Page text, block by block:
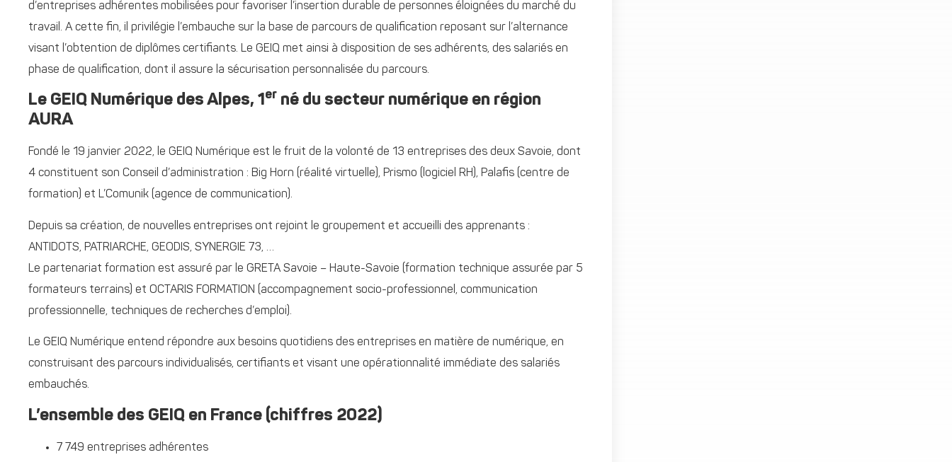
d’entreprises adhérentes mobilisées pour favoriser l’insertion durable de personnes éloignées du marché du
travail. A cette fin, il privilégie l’embauche sur la base de parcours de qualification reposant sur l’alternance
visant l’obtention de diplômes certifiants. Le GEIQ met ainsi à disposition de ses adhérents, des salariés en
phase de qualification, dont il assure la sécurisation personnalisée du parcours.
Le GEIQ Numérique des Alpes, 1er né du secteur numérique en région
AURA
Fondé le 19 janvier 2022, le GEIQ Numérique est le fruit de la volonté de 13 entreprises des deux Savoie, dont
4 constituent son Conseil d’administration : Big Horn (réalité virtuelle), Prismo (logiciel RH), Palafis (centre de
formation) et L’Comunik (agence de communication).
Depuis sa création, de nouvelles entreprises ont rejoint le groupement et accueilli des apprenants :
ANTIDOTS, PATRIARCHE, GEODIS, SYNERGIE 73, …
Le partenariat formation est assuré par le GRETA Savoie – Haute-Savoie (formation technique assurée par 5
formateurs terrains) et OCTARIS FORMATION (accompagnement socio-professionnel, communication
professionnelle, techniques de recherches d’emploi).
Le GEIQ Numérique entend répondre aux besoins quotidiens des entreprises en matière de numérique, en
construisant des parcours individualisés, certifiants et visant une opérationnalité immédiate des salariés
embauchés.
L’ensemble des GEIQ en France (chiffres 2022)
7 749 entreprises adhérentes